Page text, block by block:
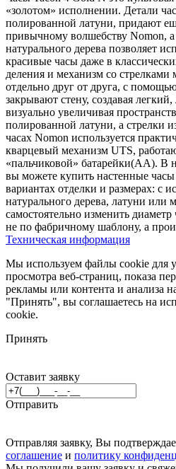
«золотом» исполнении. Детали
полированной латуни, придают
привычному волшебству Nomon, а
натурального дерева позволяет
красивые часы даже в
деления и механизм со стрелками
отдельно друг от друга, с
закрывают стену, создавая
визуально увеличивая
полированной латуни, а стрелки
часах Nomon используется
кварцевый механизм UTS,
«пальчиковой» батарейки(AA). В
вы можете купить настенные
вариантах отделки и размерах: с
натурального дерева, латуни
самостоятельно изменить
не по фабричному шаблону, а
Техническая информация
Мы используем файлы cookie для
просмотра веб-страниц, показа
рекламы или контента и анализа
"Принять", вы соглашаетесь на
cookie.
Принять
Оставит заявку
Отправить
Отправляя заявку, Вы
соглашение и политику